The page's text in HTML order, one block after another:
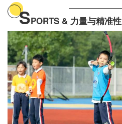
SPORTS & 力量与精准性